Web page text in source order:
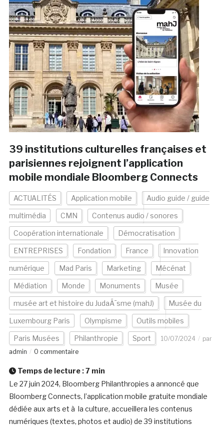
39 institutions culturelles françaises et
parisiennes rejoignent l’application
mobile mondiale Bloomberg Connects
ACTUALITÉS Application mobile Audio guide / guide
multimédia CMN Contenus audio / sonores
Coopération internationale Démocratisation
ENTREPRISES Fondation France Innovation
numérique Mad Paris Marketing Mécénat
Médiation Monde Monuments Musée
musée art et histoire du JudaÃ¯sme (mahJ) Musée du
Luxembourg Paris Olympisme Outils mobiles
Paris Musées Philanthropie Sport 10/07/2024
par
admin
0 commentaire
Temps de lecture :7 min
Le 27 juin 2024, Bloomberg Philanthropies a annoncé que
Bloomberg Connects, l’application mobile gratuite mondiale
dédiée aux arts et à la culture, accueillera les contenus
numériques (textes, photos et audio) de 39 institutions